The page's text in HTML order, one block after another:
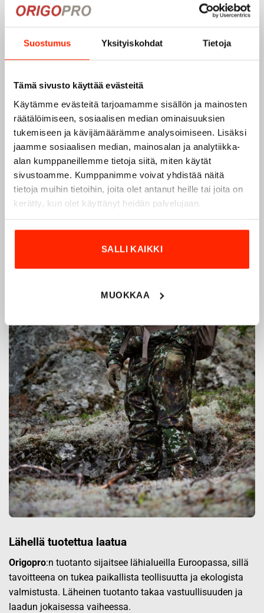
Suostumus Yksityiskohdat Tietoja
Tämä sivusto käyttää evästeitä
Käytämme evästeitä tarjoamamme sisällön ja mainosten
räätälöimiseen, sosiaalisen median ominaisuuksien
tukemiseen ja kävijämäärämme analysoimiseen. Lisäksi
jaamme sosiaalisen median, mainosalan ja analytiikka-
alan kumppaneillemme tietoja siitä, miten käytät
sivustoamme. Kumppanimme voivat yhdistää näitä
tietoja muihin tietoihin, joita olet antanut heille tai joita on
kerätty, kun olet käyttänyt heidän palvelujaan.
SALLI KAIKKI
MUOKKAA
Origoproon suomalainen turvallisuus- ja
vuodesta 1975.
Origoprovalmistaa laadukkaita vaatteita,
jotka on kehitetty vuosikymmenten kokemuksella
:n tuotteet on suunniteltu yhteistyössä käyttäjien
ja erikoisammattilaisten kanssa, joiden kokemus inspiroi
innovoimaan entistä parempia ratkaisuja.
Lähellä tuotettua laatua
Origopro:n tuotanto sijaitsee lähialueilla Euroopassa, sillä
tavoitteena on tukea paikallista teollisuutta ja ekologista
valmistusta. Läheinen tuotanto takaa vastuullisuuden ja
laadun jokaisessa vaiheessa.